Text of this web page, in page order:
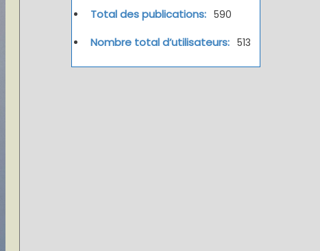
Total des publications: 590
Nombre total d’utilisateurs: 513